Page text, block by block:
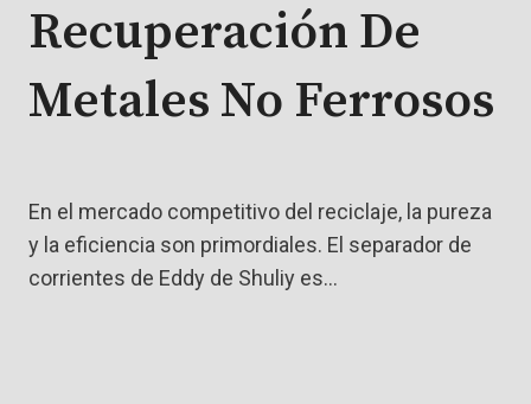
Recuperación De
Metales No Ferrosos
En el mercado competitivo del reciclaje, la pureza
y la eficiencia son primordiales. El separador de
corrientes de Eddy de Shuliy es…